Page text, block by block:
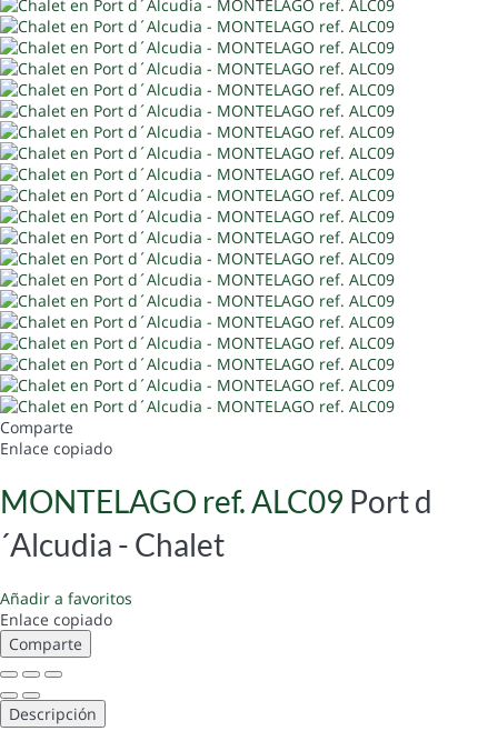
Comparte
Enlace copiado
MONTELAGO ref. ALC09 Port d
´Alcudia - Chalet
Añadir a favoritos
Enlace copiado
Comparte
Descripción